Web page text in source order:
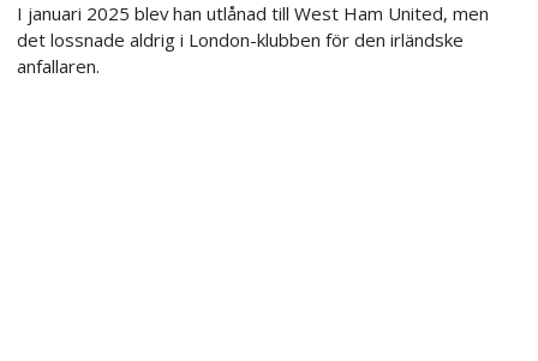
I januari 2025 blev han utlånad till West Ham United, men
det lossnade aldrig i London-klubben för den irländske
anfallaren.